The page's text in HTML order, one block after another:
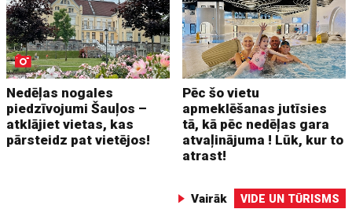
Nedēļas nogales
piedzīvojumi Šauļos –
atklājiet vietas, kas
pārsteidz pat vietējos!
Pēc šo vietu
apmeklēšanas jutīsies
tā, kā pēc nedēļas gara
atvaļinājuma ! Lūk, kur to
atrast!
Vairāk VIDE UN TŪRISMS